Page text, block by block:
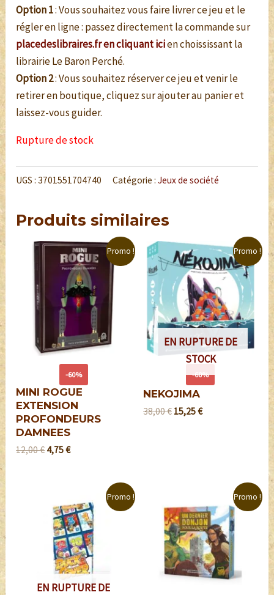
Option 1: Vous souhaitez vous faire livrer ce jeu et le
régler en ligne : passez directement la commande sur
placedeslibraires.fr en cliquant icien choississant la
librairie Le Baron Perché.
Option 2: Vous souhaitez réserver ce jeu et venir le
retirer en boutique, cliquez sur ajouter au panier et
laissez-vous guider.
Rupture de stock
UGS : 3701551704740 Catégorie :Jeux de société
Produits similaires
Promo !
-60%
MINI ROGUE
EXTENSION
PROFONDEURS
DAMNEES
12,00€ 4,75€
Promo !
-60%
EN RUPTURE DE
STOCK
NEKOJIMA
38,00€ 15,25€
Promo !
EN RUPTURE DE
Promo !